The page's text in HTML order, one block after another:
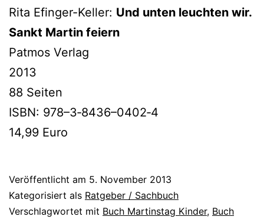
Rita Efinger-Keller: Und unten leuch­ten wir.
Sankt Martin feiern
Patmos Verlag
2013
88 Seiten
ISBN: 978–3‑8436–0402‑4
14,99 Euro
Veröffentlicht am 5. November 2013
Kategorisiert als Ratgeber / Sachbuch
Verschlagwortet mit Buch Martinstag Kinder, Buch